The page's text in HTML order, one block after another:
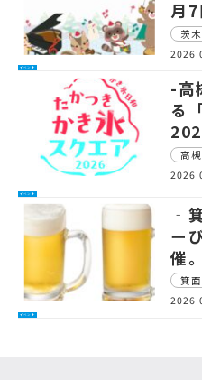
イベント
月
茨
イベント
-高
る
高
イベント
‐
ー
催。
箕